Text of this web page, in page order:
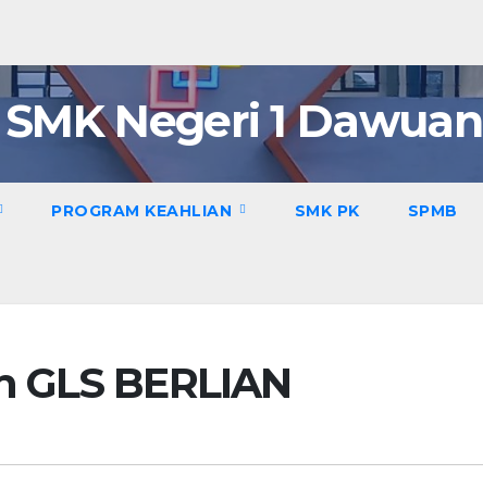
SMK Negeri 1 Dawuan
PROGRAM KEAHLIAN SMK PK SPMB
BERLIAN